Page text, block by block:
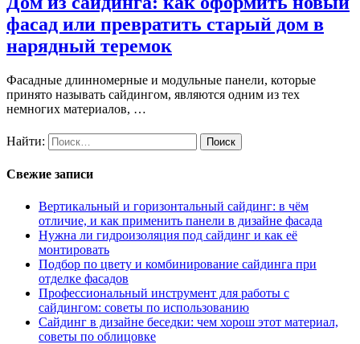
фасад или превратить старый дом в
нарядный теремок
Фасадные длинномерные и модульные панели, которые
принято называть сайдингом, являются одним из тех
немногих материалов, …
Найти:
Свежие записи
Вертикальный и горизонтальный сайдинг: в чём
отличие, и как применить панели в дизайне фасада
Нужна ли гидроизоляция под сайдинг и как её
монтировать
Подбор по цвету и комбинирование сайдинга при
отделке фасадов
Профессиональный инструмент для работы с
сайдингом: советы по использованию
Сайдинг в дизайне беседки: чем хорош этот материал,
советы по облицовке